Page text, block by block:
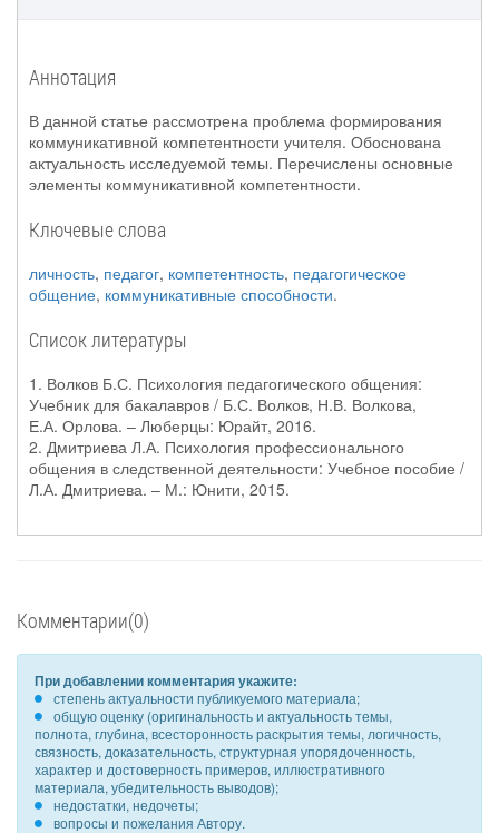
Аннотация
В данной статье рассмотрена проблема формирования
коммуникативной компетентности учителя. Обоснована
актуальность исследуемой темы. Перечислены основные
элементы коммуникативной компетентности.
Ключевые слова
личность, педагог, компетентность, педагогическое
общение, коммуникативные способности.
Список литературы
1. Волков Б.С. Психология педагогического общения:
Учебник для бакалавров / Б.С. Волков, Н.В. Волкова,
Е.А. Орлова. – Люберцы: Юрайт, 2016.
2. Дмитриева Л.А. Психология профессионального
общения в следственной деятельности: Учебное пособие /
Л.А. Дмитриева. – М.: Юнити, 2015.
Комментарии(0)
При добавлении комментария укажите:
степень актуальности публикуемого материала;
общую оценку (оригинальность и актуальность темы,
полнота, глубина, всесторонность раскрытия темы, логичность,
связность, доказательность, структурная упорядоченность,
характер и достоверность примеров, иллюстративного
материала, убедительность выводов);
недостатки, недочеты;
вопросы и пожелания Автору.